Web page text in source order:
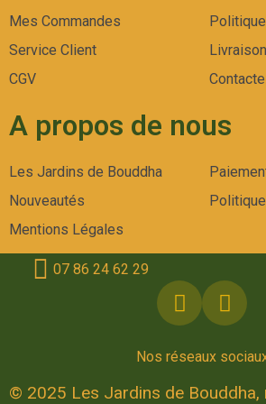
Mes Commandes
Service Client
CGV
Livraison
A propos de nous
Les Jardins de Bouddha
Nouveautés
Mentions Légales
Nos réseaux
07 86 24 62 29
© 2025 Les Jardins de Bouddha,